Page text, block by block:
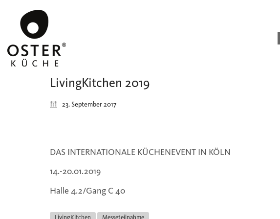
LivingKitchen 2019
23. September 2017
DAS INTERNATIONALE KÜCHENEVENT IN KÖLN
14.-20.01.2019
Halle 4.2/Gang C 40